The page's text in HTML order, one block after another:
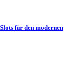
für den modernen